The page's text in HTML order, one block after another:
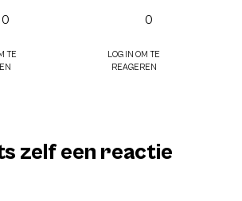
0
te
0
Log in om te
reageren
zelf een reactie